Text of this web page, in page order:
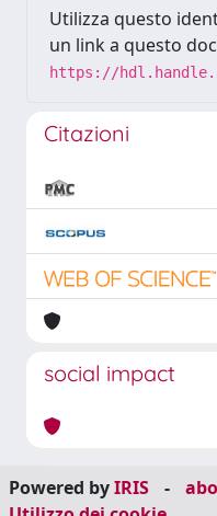
Utilizza questo
un link a questo
https://
Citazioni
social impact
Powered byIRIS -